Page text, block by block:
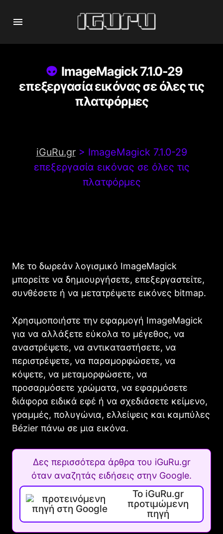
ImageMagick 7.1.0-29
επεξεργασία εικόνας σε όλες τις
πλατφόρμες
iGuRu.gr> ImageMagick 7.1.0-29
επεξεργασία εικόνας σε όλες τις
πλατφόρμες
Με το δωρεάν λογισμικό ImageMagick
μπορείτε να δημιουργήσετε, επεξεργαστείτε,
συνθέσετε ή να μετατρέψετε εικόνες bitmap.
Χρησιμοποιήστε την εφαρμογή ImageMagick
για να αλλάξετε εύκολα το μέγεθος, να
αναστρέψετε, να αντικαταστήσετε, να
περιστρέψετε, να παραμορφώσετε, να
κόψετε, να μεταμορφώσετε, να
προσαρμόσετε χρώματα, να εφαρμόσετε
διάφορα ειδικά εφέ ή να σχεδιάσετε κείμενο,
γραμμές, πολυγώνια, ελλείψεις και καμπύλες
Bézier πάνω σε μια εικόνα.
Δες περισσότερα άρθρα του iGuRu.gr
όταν αναζητάς ειδήσεις στην Google.
Το iGuRu.gr
προτιμώμενη
πηγή